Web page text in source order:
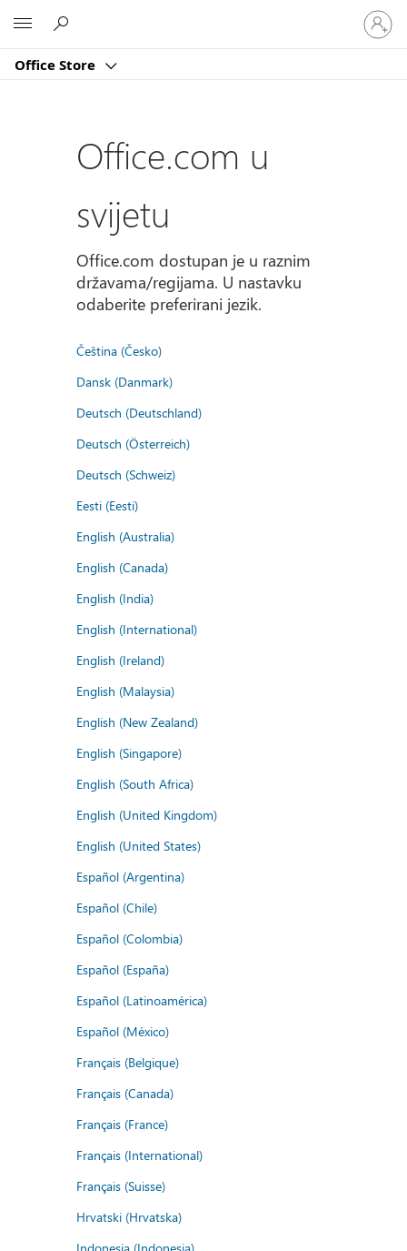
Office Store
Prijavite
se
u
račun
Office.com u
svijetu
Office.com dostupan je u raznim
državama/regijama. U nastavku
odaberite preferirani jezik.
Čeština (Česko)
Dansk (Danmark)
Deutsch (Deutschland)
Deutsch (Österreich)
Deutsch (Schweiz)
Eesti (Eesti)
English (Australia)
English (Canada)
English (India)
English (International)
English (Ireland)
English (Malaysia)
English (New Zealand)
English (Singapore)
English (South Africa)
English (United Kingdom)
English (United States)
Español (Argentina)
Español (Chile)
Español (Colombia)
Español (España)
Español (Latinoamérica)
Español (México)
Français (Belgique)
Français (Canada)
Français (France)
Français (International)
Français (Suisse)
Hrvatski (Hrvatska)
Indonesia (Indonesia)